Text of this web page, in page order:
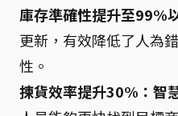
庫存準確性提升至99%
更新，有效降低了人為
性。
揀貨效率提升30%： 智